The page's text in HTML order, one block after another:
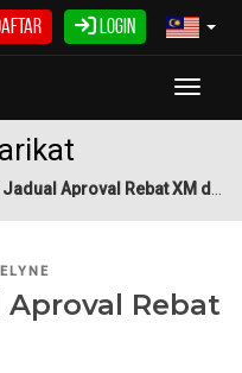
Login
Aproval Rebat XM dan FXTM
Rebat